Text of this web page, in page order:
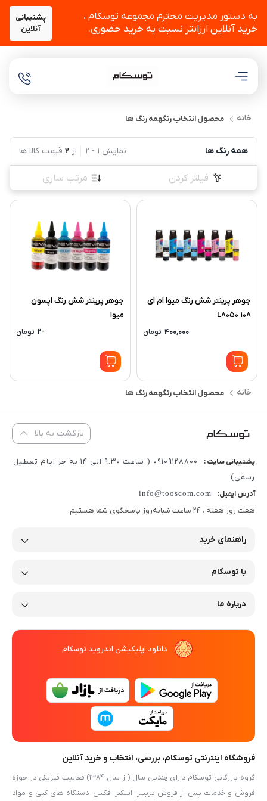
به دستور مدیریت محترم مجموعه توسکام ،
خرید آنلاین ارزانتر نسبت به خرید حضوری.
پشتیبانی
آنلاین
خانه محصول انتخاب رنگهمه رنگ ها
همه رنگ ها نمایش 1
-
2 از 2 قیمت کالا ها
فیلتر کردن مرتب سازی
جوهر پرینتر شش رنگ میوا ام ای
108 L8050
400,000 تومان
جوهر پرینتر شش رنگ اپسون
میوا
-2 تومان
خانه محصول انتخاب رنگهمه رنگ ها
بازگشت به بالا
پشتیبانی سایت :
09109128800 ( ساعت 9:30 الی 14 به جز ایام تعطیل
رسمی)
آدرس ایمیل: info@tooscom.com
هفت روز هفته ، 24 ساعت شبانه‌روز پاسخگوی شما هستیم.
راهنمای خرید
با توسکام
درباره ما
دانلود اپلیکیشن اندروید توسکام
فروشگاه اینترنتی توسکام، بررسی، انتخاب و خرید آنلاین
گروه بازرگانی توسکام دارای چندین سال (از سال ۱۳۸۴) فعالیت فیزیکی در حوزه
فروش و خدمات پس از فروش پرینتر، اسکنر، فکس، دستگاه های کپی و مواد